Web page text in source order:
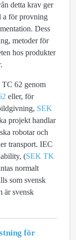
detta krav ger
a för provning
Dess
metoder för
hos produkter
TC 62 genom
eller, för
SEK
projekt handlar
robotar och
transport. IEC
(SEK TK
normalt
som svensk
är svensk
för